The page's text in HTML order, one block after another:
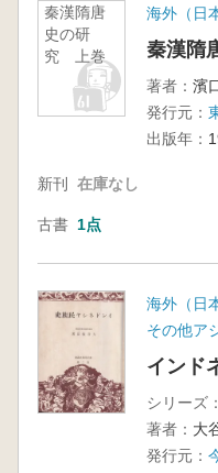
秦漢隋唐
史の研
究 上巻
海外（日
秦漢隋
著者： 濱
発行元：
出版年：
新刊 在庫なし
古書 1点
海外（日
その他ア
インド
シリーズ：
著者： 大
発行元：